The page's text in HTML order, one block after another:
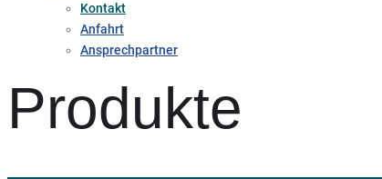
Kontakt
Anfahrt
Ansprechpartner
Produkte